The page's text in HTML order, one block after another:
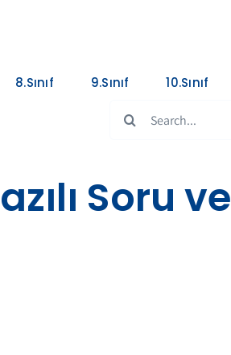
8.Sınıf 9.Sınıf 10.Sınıf
Soru ve